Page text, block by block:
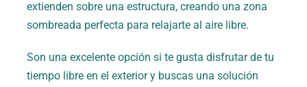
extienden sobre una estructura, creando una zona
sombreada perfecta para relajarte al aire libre.
Son una excelente opción si te gusta disfrutar de tu
tiempo libre en el exterior y buscas una solución